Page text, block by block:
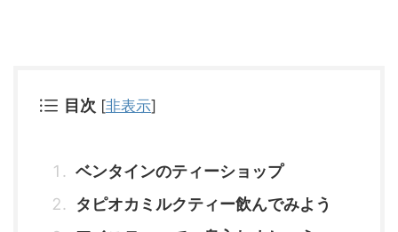
目次 [非表示]
ベンタインのティーショップ
タピオカミルクティー飲んでみよう